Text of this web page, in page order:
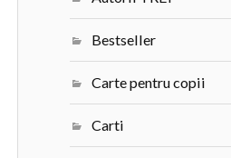
Bestseller
Carte pentru copii
Carti